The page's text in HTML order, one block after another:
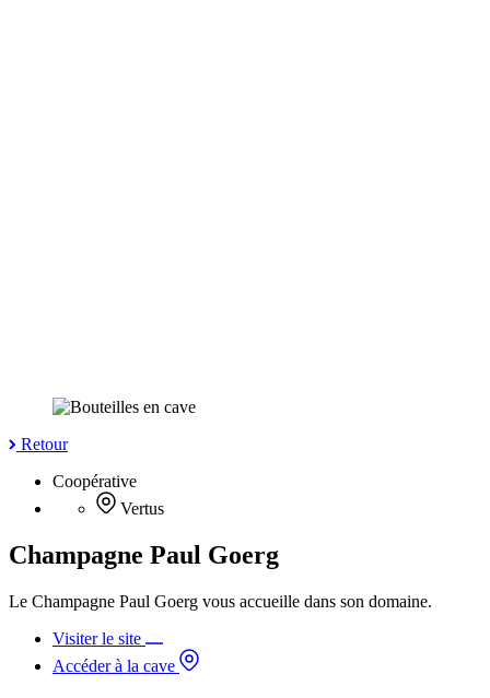
Retour
Coopérative
Vertus
Champagne Paul Goerg
Le Champagne Paul Goerg vous accueille dans son domaine.
Visiter le site
Accéder à la cave